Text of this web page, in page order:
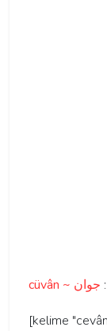
cüvân ~ جوان
[kelime